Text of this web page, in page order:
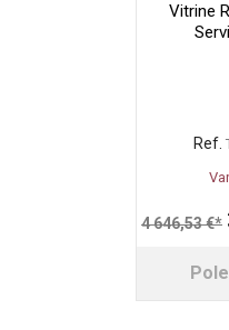
Vitrine
Ref.
4 646,53 €*